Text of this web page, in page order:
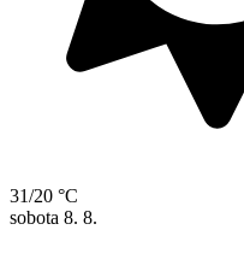
31/20 °C
sobota 8. 8.